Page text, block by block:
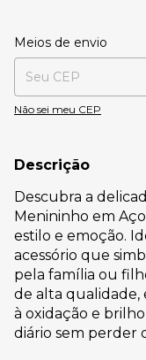
Entregas para o CEP:
Meios de envio
Não sei meu CEP
Descrição
Descubra a
Menininho em
estilo e emoção.
acessório que
pela família ou
de alta qualidade,
à oxidação e
diário sem perder